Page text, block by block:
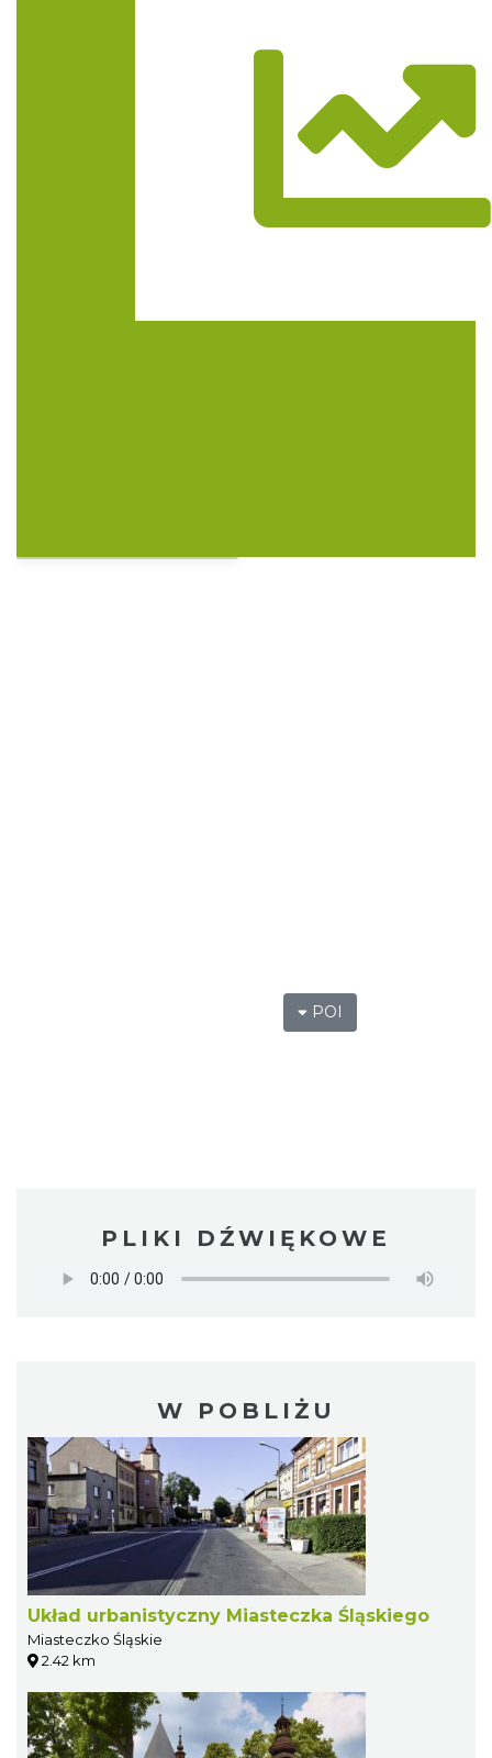
POI
Trasa
PLIKI DŹWIĘKOWE
W POBLIŻU
Układ urbanistyczny Miasteczka Śląskiego
Miasteczko Śląskie
2.42 km